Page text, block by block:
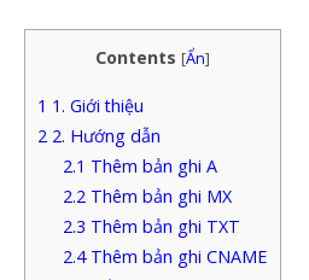
Contents [Ẩn]
1 1. Giới thiệu
2 2. Hướng dẫn
2.1 Thêm bản ghi A
2.2 Thêm bản ghi MX
2.3 Thêm bản ghi TXT
2.4Thêm bản ghi CNAME